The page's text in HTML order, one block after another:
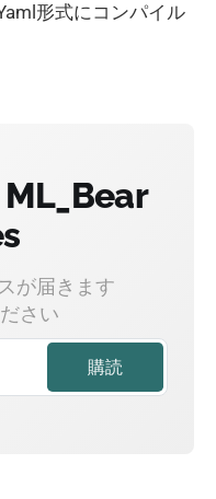
形式にコンパイル
が届きます
さい